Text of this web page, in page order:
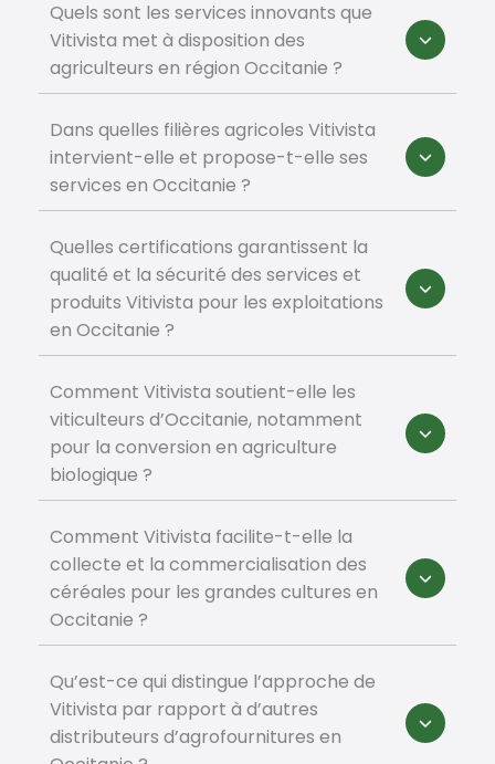
Quels sont les services innovants que
Vitivista met à disposition des
agriculteurs en région Occitanie ?
Dans quelles filières agricoles Vitivista
intervient-elle et propose-t-elle ses
services en Occitanie ?
Quelles certifications garantissent la
qualité et la sécurité des services et
produits Vitivista pour les exploitations
en Occitanie ?
Comment Vitivista soutient-elle les
viticulteurs d’Occitanie, notamment
pour la conversion en agriculture
biologique ?
Comment Vitivista facilite-t-elle la
collecte et la commercialisation des
céréales pour les grandes cultures en
Occitanie ?
Qu’est-ce qui distingue l’approche de
Vitivista par rapport à d’autres
distributeurs d’agrofournitures en